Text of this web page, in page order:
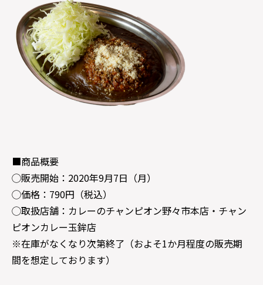
■商品概要
◯販売開始：2020年9月7日（月）
◯価格：790円（税込）
◯取扱店舗：カレーのチャンピオン野々市本店・チャン
ピオンカレー玉鉾店
※在庫がなくなり次第終了（およそ1か月程度の販売期
間を想定しております）